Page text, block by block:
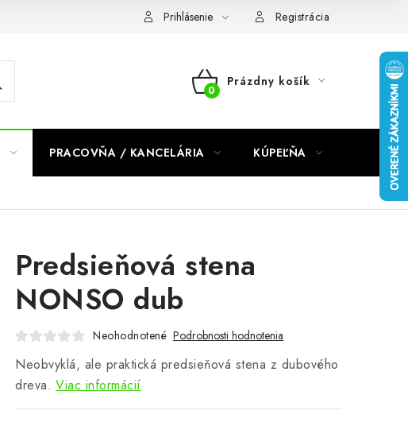
Prihlásenie Registrácia
NÁKUPNÝ
Prázdny košík
PRACOVŇA / KANCELÁRIA KÚPEĽŇA
Predsieňová stena
NONSO dub
Neohodnotené Podrobnosti hodnotenia
Neobvyklá, ale praktická predsieňová stena z dubového
dreva. Viac informácií